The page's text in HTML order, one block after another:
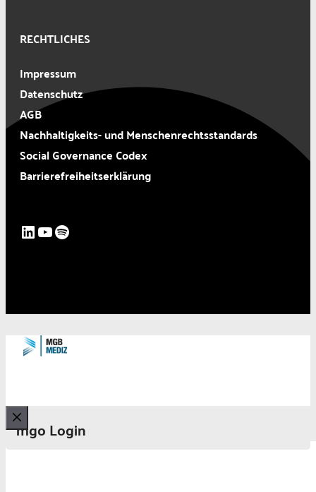
RECHTLICHES
Impressum
Datenschutz
AGB
Nachhaltigkeits- und Menschenrechtsstandards
Social Governance Codex
Barrierefreiheitserklärung
LinkedIn
YouTube
Spotify
mgo Login
Schließen